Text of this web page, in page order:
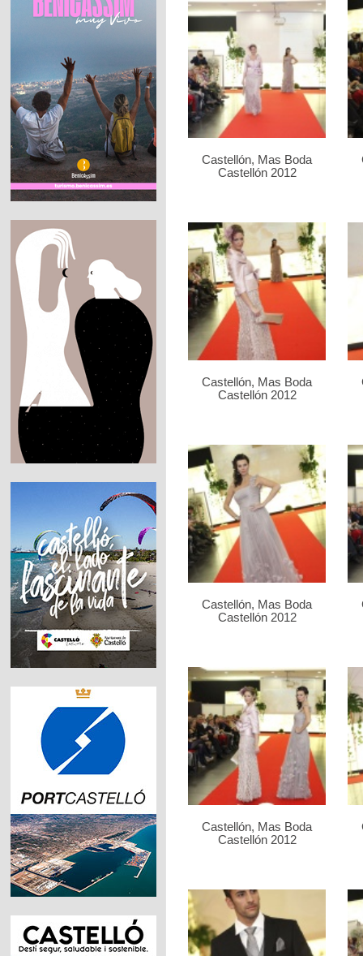
Castellón, Mas Boda
Castellón 2012
Castellón, Mas Boda
Castellón 2012
Castellón, Mas Boda
Castellón 2012
Castellón, Mas Boda
Castellón 2012